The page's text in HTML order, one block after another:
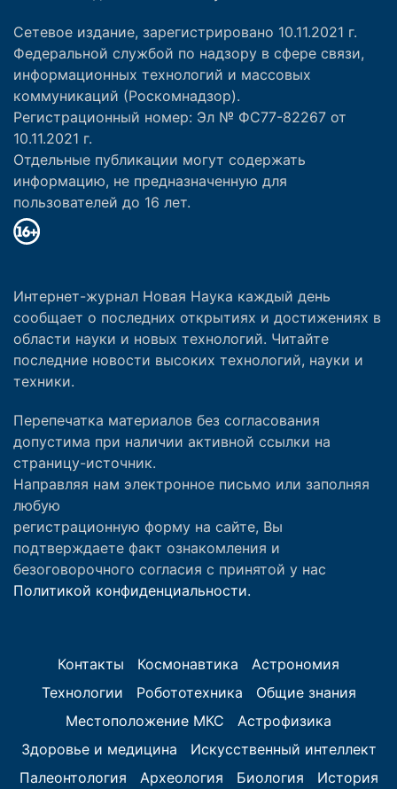
Сетевое издание, зарегистрировано 10.11.2021 г.
Федеральной службой по надзору в сфере связи,
информационных технологий и массовых
коммуникаций (Роскомнадзор).
Регистрационный номер: Эл № ФС77-82267 от
10.11.2021 г.
Отдельные публикации могут содержать
информацию, не предназначенную для
пользователей до 16 лет.
Интернет-журнал Новая Наука каждый день
сообщает о последних открытиях и достижениях в
области науки и новых технологий. Читайте
последние новости высоких технологий, науки и
техники.
Перепечатка материалов без согласования
допустима при наличии активной ссылки на
страницу-источник.
Направляя нам электронное письмо или заполняя
любую
регистрационную форму на сайте, Вы
подтверждаете факт ознакомления и
безоговорочного согласия с принятой у нас
Политикой конфиденциальности.
Контакты Космонавтика
Астрономия
Технологии
Робототехника
Общие знания
Местоположение МКС
Астрофизика
Здоровье и медицина
Искусственный интеллект
Палеонтология
Археология Биология История